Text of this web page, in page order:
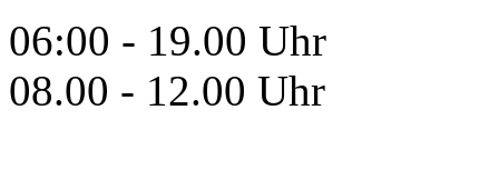
06:00 - 19.00 Uhr
08.00 - 12.00 Uhr